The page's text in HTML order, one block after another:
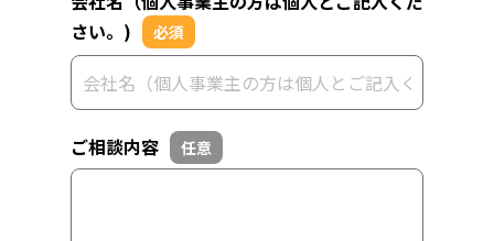
さい。)
必須
ご相談内容 任意